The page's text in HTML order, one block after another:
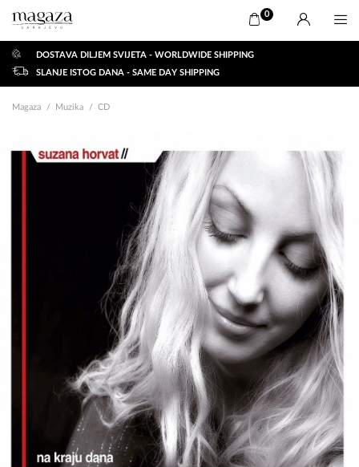
0
DOSTAVA DILJEM SVIJETA - WORLDWIDE SHIPPING
SLANJE ISTOG DANA - SAME DAY SHIPPING
Magaza Muzika CD